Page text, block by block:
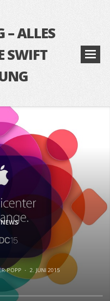
– ALLES
SWIFT
NEWS
POPP · 2. JUNI 2015